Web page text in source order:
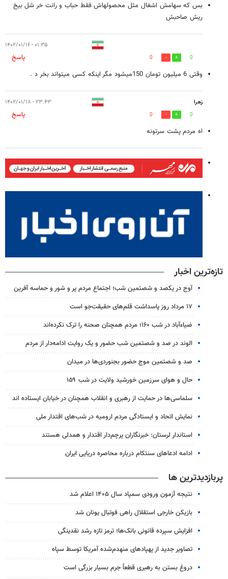
بس که سهامش اشغال مثل محصولهاش فقط حباب و رانت خر شل بیخ
ریش صاحبش
۰۱:۳۵ - ۱۴۰۲/۰۱/۱۶
0
0
پاسخ
‌وقتی 6 میلیون تومان 150میشود مگر اینکه کسی میتواند بخر د .
زهرا ۲۳:۴۳ - ۱۴۰۲/۰۱/۱۸
0
0
پاسخ
اه مردم پشت سرتونه
تازه‌ترین اخبار
آوج در یکصد و شصتمین شب؛ اجتماع مردم پر و شور و حماسه آفرین
۱۷ مرداد روز پاسداشت قلم‌های حقیقت‌جو است
ضیاء‌آباد در شب ۱۶۰؛ مردم همچنان صحنه را ترک نکرده‌اند
الوند در صد و شصتمین شب حضور و یک روایت ادامه‌دار از مردم
صد و شصتمین موج حضور بجنوردی‌ها در میدان
حال و هوای سرزمین خورشید ولایت در شب ۱۵۹
سلماسی‌ها در حمایت از رهبری و انقلاب همچنان در خیابان ایستاده اند
نمایش اتحاد و ایستادگی مردم ارومیه در شب‌های اقتدار ملی
استاندار لرستان: خبرنگاران پرچم‌دار اقتدار و همدلی هستند
ادامه ادعاهای سنتکام درباره محاصره دریایی ایران
پربازدیدترین ها
نتیجه آزمون ورودی سمپاد سال ۱۴۰۵ اعلام شد
بازیکن خارجی استقلال راهی فوتبال یونان شد
افزایش سپرده قانونی بانک‌ها؛ ترمز تازه رشد نقدینگی
تصاویر جدید از پهپادهای منهدم‌شده آمریکا توسط سپاه
دروغ بستن به رهبری قطعاً جرم بسیار بزرگی است